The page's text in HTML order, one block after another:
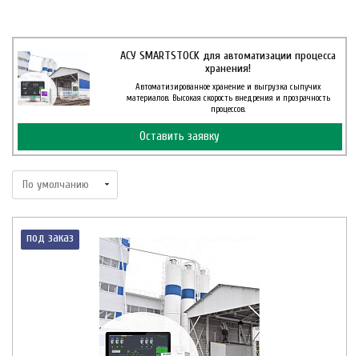
АСУ SMARTSTOCK для автоматизации процесса
хранения!
Автоматизированное хранение и выгрузка сыпучих
материалов. Высокая скорость внедрения и прозрачность
процессов.
Оставить заявку
под заказ